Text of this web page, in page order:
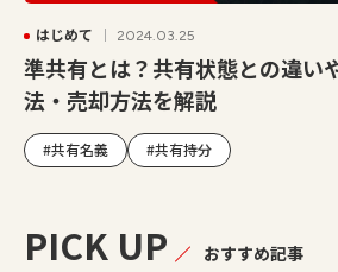
はじめて 2024.03.25
準共有とは？共有状態との違い
法・売却方法を解説
#共有名義 #共有持分
PICK UP おすすめ記事